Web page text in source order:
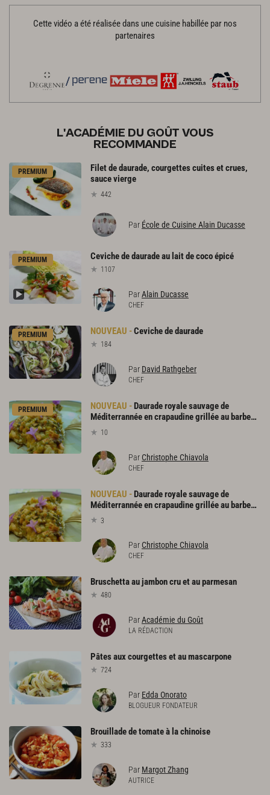
Cette vidéo a été réalisée dans une cuisine habillée par nos
partenaires
L'ACADÉMIE DU GOÛT VOUS
RECOMMANDE
PREMIUM
Filet de daurade, courgettes cuites et crues,
sauce vierge
442
Par École de Cuisine Alain Ducasse
PREMIUM Cevichededauradeau laitdecocoépicé
1107
ParAlain Ducasse
CHEF
PREMIUM Cevichededaurade
184
Par David Rathgeber
CHEF
PREMIUM
Daurade royale sauvage de
Méditerrannée en crapaudine grillée au barbecue
10
Par Christophe Chiavola
CHEF
Daurade royale sauvage de
Méditerrannée en crapaudine grillée au barbecue
3
Par Christophe Chiavola
CHEF
Bruschettaaujamboncruetauparmesan
480
ParAcadémie du Goût
LA RÉDACTION
Pâtesauxcourgettesetaumascarpone
724
Par Edda Onorato
BLOGUEUR FONDATEUR
Brouilladedetomateà lachinoise
333
Par Margot Zhang
AUTRICE